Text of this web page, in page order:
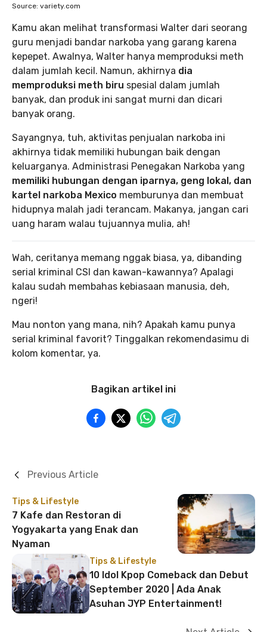
Source: variety.com
Kamu akan melihat transformasi Walter dari seorang
guru menjadi bandar narkoba yang garang karena
kepepet. Awalnya, Walter hanya memproduksi meth
dalam jumlah kecil. Namun, akhirnya dia
memproduksi meth biru spesial dalam jumlah
banyak, dan produk ini sangat murni dan dicari
banyak orang.
Sayangnya, tuh, aktivitas penjualan narkoba ini
akhirnya tidak memiliki hubungan baik dengan
keluarganya. Administrasi Penegakan Narkoba yang
memiliki hubungan dengan iparnya, geng lokal, dan
kartel narkoba Mexico memburunya dan membuat
hidupnya malah jadi terancam. Makanya, jangan cari
uang haram walau tujuannya mulia, ah!
Wah, ceritanya memang nggak biasa, ya, dibanding
serial kriminal CSI dan kawan-kawannya? Apalagi
kalau sudah membahas kebiasaan manusia, deh,
ngeri!
Mau nonton yang mana, nih? Apakah kamu punya
serial kriminal favorit? Tinggalkan rekomendasimu di
kolom komentar, ya.
Bagikan artikel ini
Tips & Lifestyle
7 Kafe dan Restoran di
Yogyakarta yang Enak dan
Nyaman
Previous Article
Tips & Lifestyle
10 Idol Kpop Comeback dan Debut
September 2020 | Ada Anak
Asuhan JYP Entertainment!